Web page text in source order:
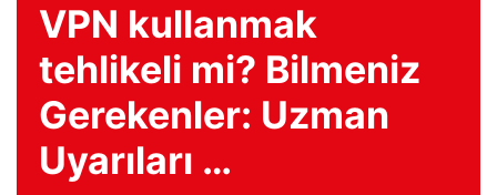
VPN kullanmak
tehlikeli mi? Bilmeniz
Gerekenler: Uzman
Uyarıları …